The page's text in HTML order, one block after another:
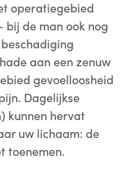
operatiegebied
bij de man ook nog
aan een zenuw
gevoelloosheid
Dagelijkse
kunnen hervat
uw lichaam: de
toenemen.